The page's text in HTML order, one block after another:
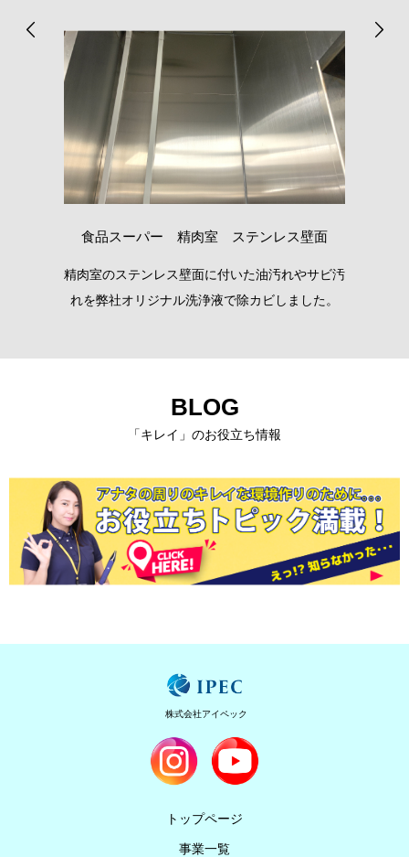
食品スーパー 精肉室 ステンレス壁面
精肉室のステンレス壁面に付いた油汚れやサビ汚
れを弊社オリジナル洗浄液で除カビしました。
BLOG
「キレイ」のお役立ち情報
株式会社アイペック
トップページ
事業一覧